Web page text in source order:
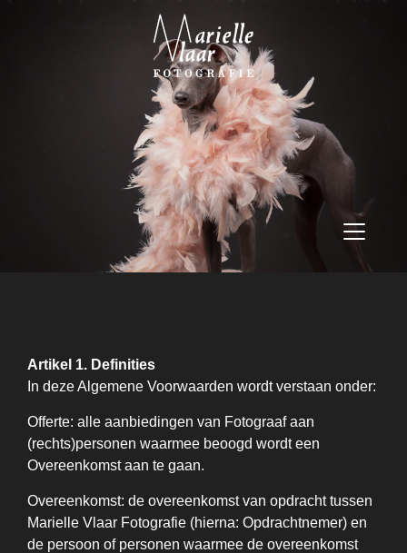
Artikel 1. Definities
In deze Algemene Voorwaarden wordt verstaan onder:
Offerte: alle aanbiedingen van Fotograaf aan
(rechts)personen waarmee beoogd wordt een
Overeenkomst aan te gaan.
Overeenkomst: de overeenkomst van opdracht tussen
Marielle Vlaar Fotografie (hierna: Opdrachtnemer) en
de persoon of personen waarmee de overeenkomst